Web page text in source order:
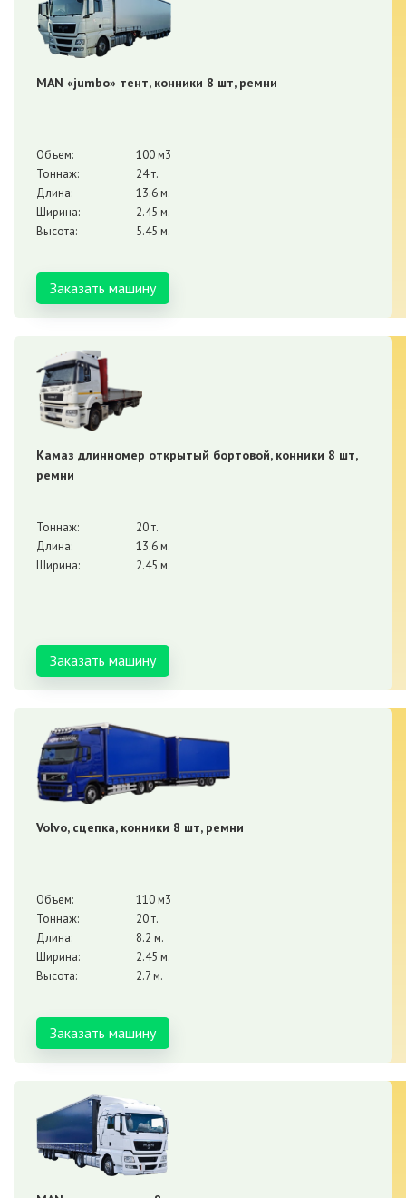
MAN «jumbo» тент, конники 8 шт, ремни
Объем:
100 м3
Тоннаж:
24 т.
Длина:
13.6 м.
Ширина:
2.45 м.
Высота:
5.45 м.
Заказать машину
Камаз длинномер открытый бортовой, конники 8 шт,
ремни
Тоннаж:
20 т.
Длина:
13.6 м.
Ширина:
2.45 м.
Заказать машину
Volvo, сцепка, конники 8 шт, ремни
Объем:
110 м3
Тоннаж:
20 т.
Длина:
8.2 м.
Ширина:
2.45 м.
Высота:
2.7 м.
Заказать машину